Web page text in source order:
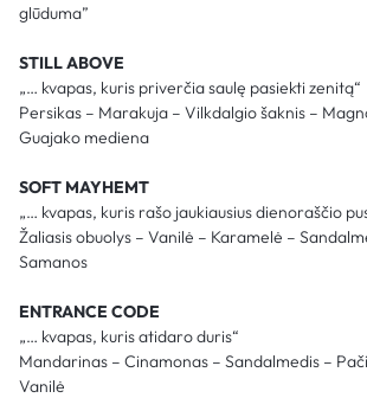
glūduma”
STILL ABOVE
„… kvapas, kuris priverčia saulę pasiekti zenitą“
Persikas – Marakuja – Vilkdalgio šaknis –
Guajako mediena
SOFT MAYHEMT
„… kvapas, kuris rašo jaukiausius dienoraščio
Žaliasis obuolys – Vanilė – Karamelė –
Samanos
ENTRANCE CODE
„… kvapas, kuris atidaro duris“
Mandarinas – Cinamonas – Sandalmedis –
Vanilė